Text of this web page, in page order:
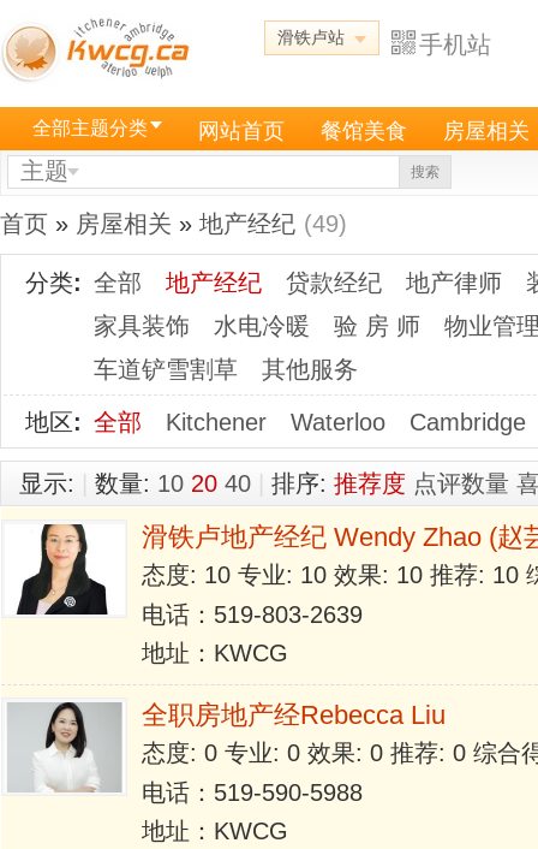
滑铁卢站 手机站
全部主题分类 网站首页 餐馆美食 房屋相关
主题 搜索
首页 » 房屋相关 » 地产经纪 (49)
分类: 全部 地产经纪 贷款经纪 地产律师
家具装饰
水电冷暖 验 房 师
物业管
车道铲雪割草
其他服务
地区: 全部 Kitchener Waterloo Cambridge
显示: 数量: 10 20 40 排序: 推荐度 点评数量
滑铁卢地产经纪 Wendy Zhao (赵
态度: 10 专业: 10 效果: 10 推荐: 10
电话：519-803-2639
地址：KWCG
全职房地产经Rebecca Liu
态度: 0 专业: 0 效果: 0 推荐: 0 综合
电话：519-590-5988
地址：KWCG